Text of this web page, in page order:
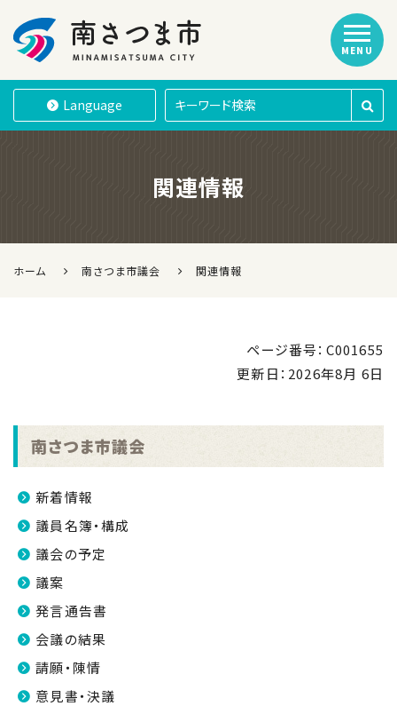
南さつま市
Language
MENU
関連情報
ホーム 南さつま市議会 関連情報
ページ番号：C001655
更新日： 2026年8月 6日
南さつま市議会
新着情報
議員名簿・構成
議会の予定
議案
発言通告書
会議の結果
請願・陳情
意見書・決議